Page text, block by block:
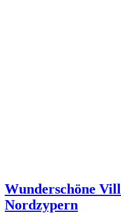
Wunderschöne
Nordzypern